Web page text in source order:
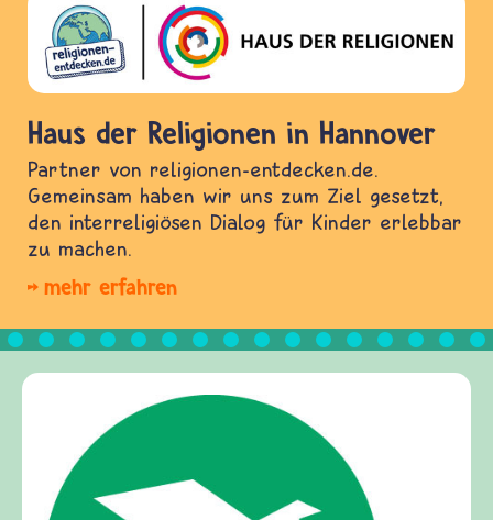
Haus der Religionen in Hannover
Partner von religionen-entdecken.de.
Gemeinsam haben wir uns zum Ziel gesetzt,
den interreligiösen Dialog für Kinder erlebbar
zu machen.
mehr erfahren